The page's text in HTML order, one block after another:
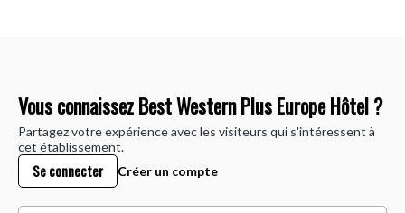
Vous connaissez Best Western Plus Europe Hôtel ?
Partagez votre expérience avec les visiteurs qui s'intéressent à
cet établissement.
Se connecter Créer un compte